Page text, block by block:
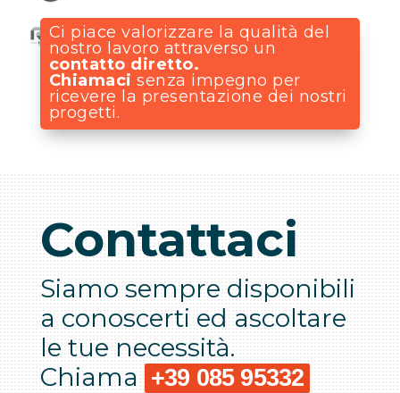
Ortofrutta
Costantini
Brand
e
Interior
Design
RCM
center
Brand
Design
Ci piace valorizzare la qualità del
nostro lavoro attraverso un
contatto diretto.
Chiamaci senza impegno per
ricevere la presentazione dei nostri
progetti.
Contattaci
Siamo sempre disponibili
a conoscerti ed ascoltare
le tue necessità.
Chiama +39 085 95332